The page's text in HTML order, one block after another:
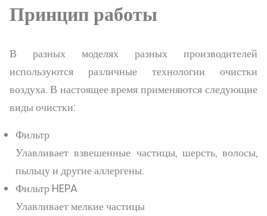
Принцип работы
В разных моделях разных производителей
используются различные технологии очистки
воздуха. В настоящее время применяются следующие
виды очистки:
Фильтр
Улавливает взвешенные частицы, шерсть, волосы,
пыльцу и другие аллергены.
Фильтр HEPA
Улавливает мелкие частицы